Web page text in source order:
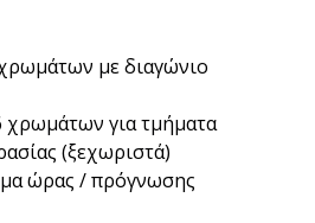
με διαγώνιο
χρωμάτων για τμήματα
(ξεχωριστά)
ώρας / πρόγνωσης